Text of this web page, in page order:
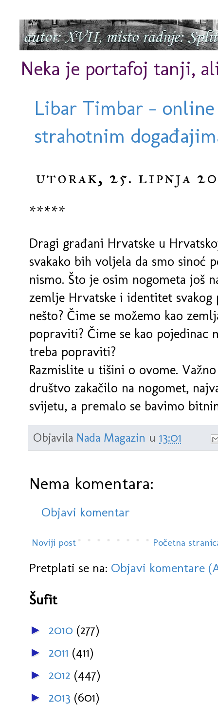
Neka je portafoj tanji,
Libar Timbar -
strahotnim
utorak, 25. lipnja
*****
Dragi građani Hrvatske u
svakako bih voljela da smo sinoć
nismo. Što je osim nogometa još
zemlje Hrvatske i identitet
nešto? Čime se možemo kao
popraviti? Čime se kao pojedinac
treba popraviti?
Razmislite u tišini o ovome.
društvo zakačilo na nogomet,
svijetu, a premalo se bavimo
Objavila Nada Magazin u 13:01
Nema komentara:
Objavi komentar
Noviji post Početna
Pretplati se na: Objavi komentare
Šufit
► 2010 (277)
► 2011 (411)
► 2012 (447)
► 2013 (601)